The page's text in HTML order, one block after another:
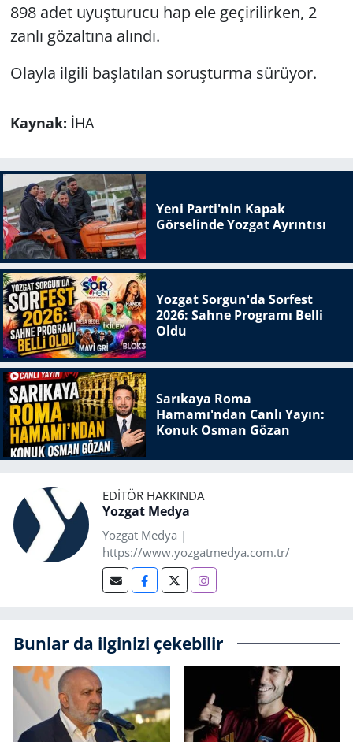
898 adet uyuşturucu hap ele geçirilirken, 2
zanlı gözaltına alındı.
Olayla ilgili başlatılan soruşturma sürüyor.
Kaynak: İHA
Yeni Parti'nin Kapak
Görselinde Yozgat Ayrıntısı
Yozgat Sorgun'da Sorfest
2026: Sahne Programı Belli
Oldu
Sarıkaya Roma
Hamamı'ndan Canlı Yayın:
Konuk Osman Gözan
EDITÖR HAKKINDA
Yozgat Medya
Yozgat Medya |
https://www.yozgatmedya.com.tr/
Bunlar da ilginizi çekebilir